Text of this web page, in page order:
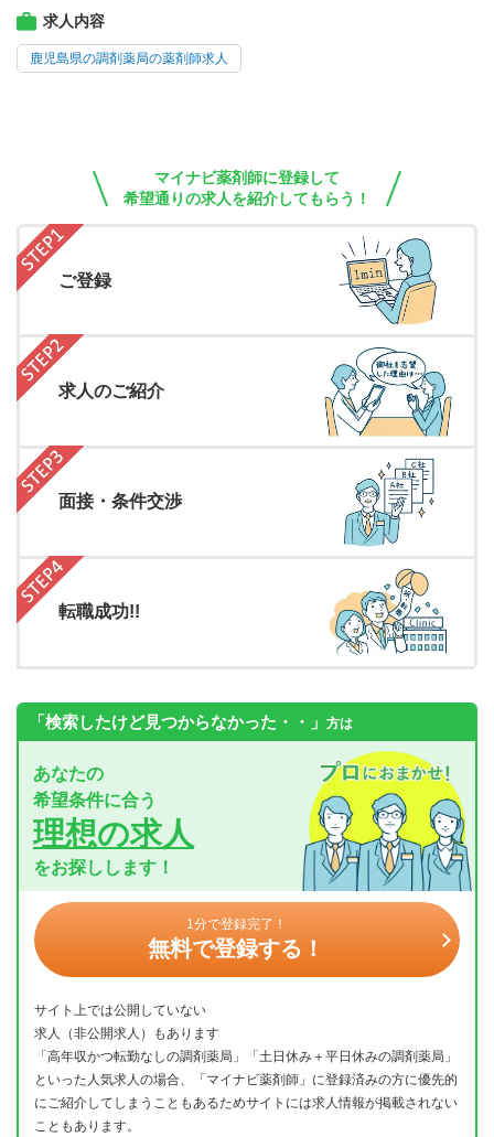
求人内容
鹿児島県の調剤薬局の薬剤師求人
マイナビ薬剤師に登録して
希望通りの求人を紹介してもらう！
ご登録
求人のご紹介
面接・条件交渉
転職成功!!
「検索したけど見つからなかった・・」 方は
あなたの
希望条件に合う
理想の求人
をお探しします！
1分で登録完了！
無料で登録する！
サイト上では公開していない
求人（非公開求人）もあります
「高年収かつ転勤なしの調剤薬局」「土日休み＋平日休みの調剤薬局」
といった人気求人の場合、「マイナビ薬剤師」に登録済みの方に優先的
にご紹介してしまうこともあるためサイトには求人情報が掲載されない
こともあります。